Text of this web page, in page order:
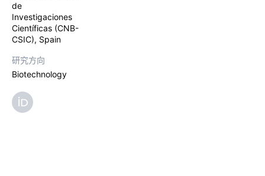
de
Investigaciones
Científicas (CNB-
CSIC), Spain
研究方向
Biotechnology